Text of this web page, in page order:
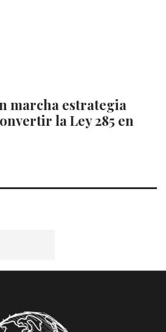
marcha estrategia
la Ley 285 en